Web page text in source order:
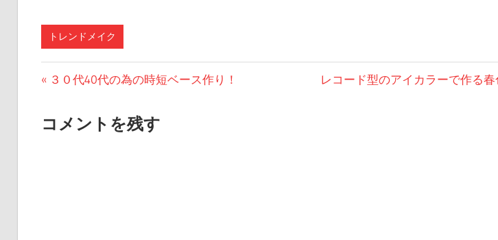
トレンドメイク
投
ナ
前
投
３０代40代の為の時短ベース作り！
次
レコード型のアイカラーで作る
コメントを残す